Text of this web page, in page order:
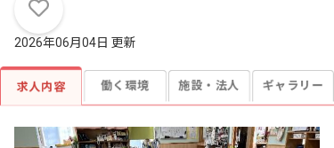
2026年06月04日 更新
求人内容 働く環境 施設・法人 ギャラリー